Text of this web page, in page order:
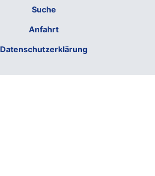
Suche
Anfahrt
Datenschutzerklärung